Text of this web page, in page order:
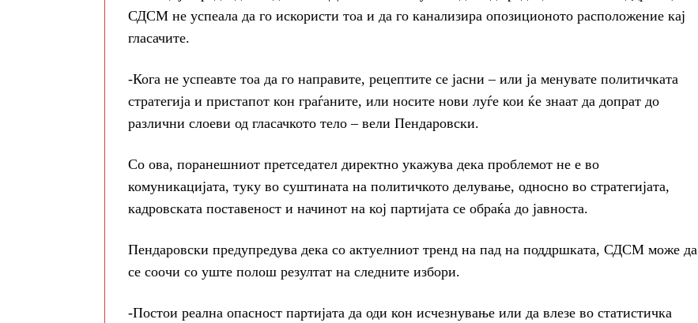
СДСМ не успеала да го искористи тоа и да го канализира опозиционото расположение кај
гласачите.
-Кога не успеавте тоа да го направите, рецептите се јасни – или ја менувате политичката
стратегија и пристапот кон граѓаните, или носите нови луѓе кои ќе знаат да допрат до
различни слоеви од гласачкото тело – вели Пендаровски.
Со ова, поранешниот претседател директно укажува дека проблемот не е во
комуникацијата, туку во суштината на политичкото делување, односно во стратегијата,
кадровската поставеност и начинот на кој партијата се обраќа до јавноста.
Пендаровски предупредува дека со актуелниот тренд на пад на поддршката, СДСМ може да
се соочи со уште полош резултат на следните избори.
-Постои реална опасност партијата да оди кон исчезнување или да влезе во статистичка